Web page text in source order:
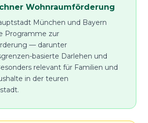
Wohnraumförderung
München und Bayern
Programme zur
— darunter
basierte Darlehen und
relevant für Familien und
in der teuren